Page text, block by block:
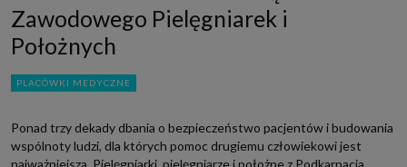
Zawodowego Pielęgniarek i
Położnych
PLACÓWKI MEDYCZNE
Ponad trzy dekady dbania o bezpieczeństwo pacjentów i budowania
wspólnoty ludzi, dla których pomoc drugiemu człowiekowi jest
najważniejsza. Pielęgniarki, pielęgniarze i położne z Podkarpacia